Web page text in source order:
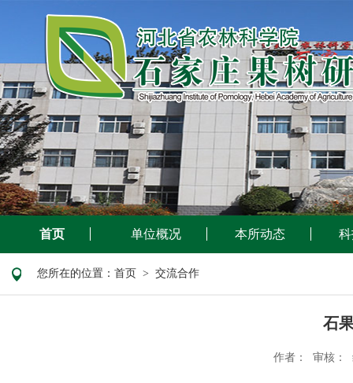
首页 单位概况 本所动态
您所在的位置： 首页 > 交流合作
石
作者： 审核：